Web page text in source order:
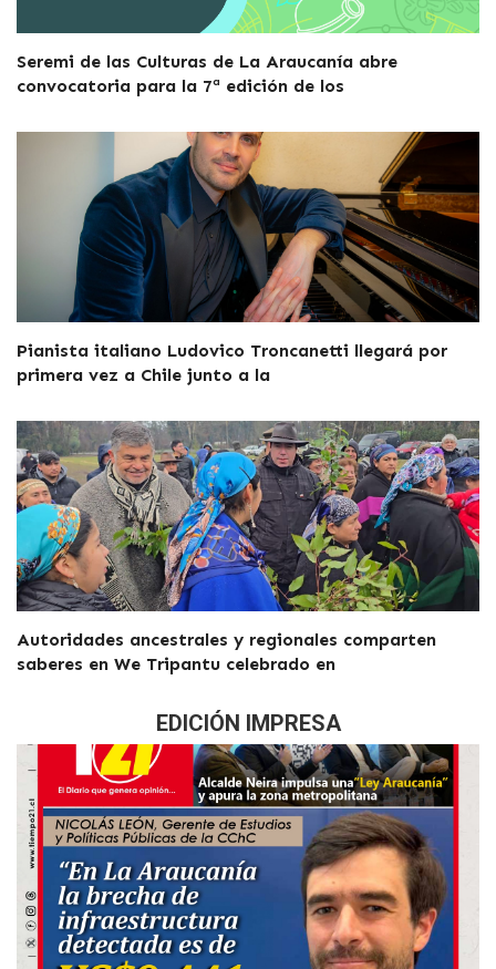
Seremi de las Culturas de La Araucanía abre
convocatoria para la 7ª edición de los
Pianista italiano Ludovico Troncanetti llegará por
primera vez a Chile junto a la
Autoridades ancestrales y regionales comparten
saberes en We Tripantu celebrado en
EDICIÓN IMPRESA